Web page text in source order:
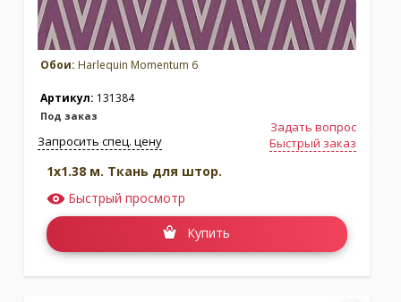
Обои: Harlequin Momentum 6
Артикул: 131384
Под заказ
Задать вопрос
Быстрый заказ
Запросить спец. цену
1x1.38 м. Ткань для штор.
Быстрый просмотр
Купить